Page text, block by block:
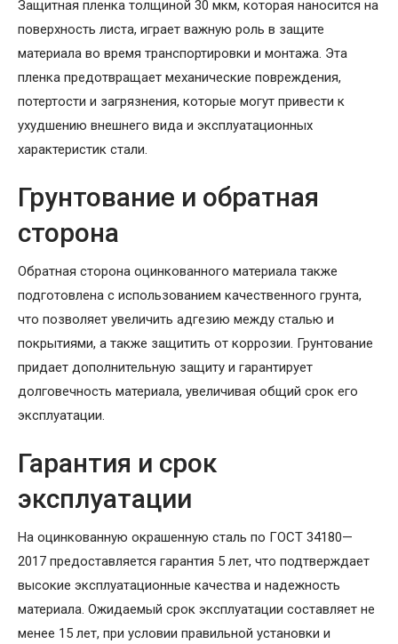
Защитная пленка толщиной 30 мкм, которая наносится на
поверхность листа, играет важную роль в защите
материала во время транспортировки и монтажа. Эта
пленка предотвращает механические повреждения,
потертости и загрязнения, которые могут привести к
ухудшению внешнего вида и эксплуатационных
характеристик стали.
Грунтование и обратная
сторона
Обратная сторона оцинкованного материала также
подготовлена с использованием качественного грунта,
что позволяет увеличить адгезию между сталью и
покрытиями, а также защитить от коррозии. Грунтование
придает дополнительную защиту и гарантирует
долговечность материала, увеличивая общий срок его
эксплуатации.
Гарантия и срок
эксплуатации
На оцинкованную окрашенную сталь по ГОСТ 34180—
2017 предоставляется гарантия 5 лет, что подтверждает
высокие эксплуатационные качества и надежность
материала. Ожидаемый срок эксплуатации составляет не
менее 15 лет, при условии правильной установки и